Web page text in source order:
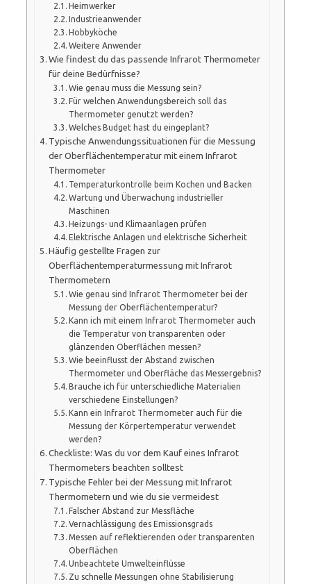
Heimwerker
Industrieanwender
Hobbyköche
Weitere Anwender
Wie findest du das passende Infrarot Thermometer
für deine Bedürfnisse?
Wie genau muss die Messung sein?
Für welchen Anwendungsbereich soll das
Thermometer genutzt werden?
Welches Budget hast du eingeplant?
Typische Anwendungssituationen für die Messung
der Oberflächentemperatur mit einem Infrarot
Thermometer
Temperaturkontrolle beim Kochen und Backen
Wartung und Überwachung industrieller
Maschinen
Heizungs- und Klimaanlagen prüfen
Elektrische Anlagen und elektrische Sicherheit
Häufig gestellte Fragen zur
Oberflächentemperaturmessung mit Infrarot
Thermometern
Wie genau sind Infrarot Thermometer bei der
Messung der Oberflächentemperatur?
Kann ich mit einem Infrarot Thermometer auch
die Temperatur von transparenten oder
glänzenden Oberflächen messen?
Wie beeinflusst der Abstand zwischen
Thermometer und Oberfläche das Messergebnis?
Brauche ich für unterschiedliche Materialien
verschiedene Einstellungen?
Kann ein Infrarot Thermometer auch für die
Messung der Körpertemperatur verwendet
werden?
Checkliste: Was du vor dem Kauf eines Infrarot
Thermometers beachten solltest
Typische Fehler bei der Messung mit Infrarot
Thermometern und wie du sie vermeidest
Falscher Abstand zur Messfläche
Vernachlässigung des Emissionsgrads
Messen auf reflektierenden oder transparenten
Oberflächen
Unbeachtete Umwelteinflüsse
Zu schnelle Messungen ohne Stabilisierung